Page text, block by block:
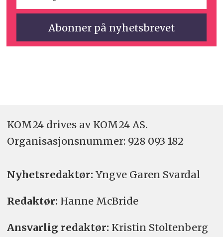
KOM24 drives av KOM24 AS.
Organisasjons­nummer: 928 093 182
Nyhetsredaktør: Yngve Garen Svardal
Redaktør: Hanne McBride
Ansvarlig redaktør: Kristin Stoltenberg